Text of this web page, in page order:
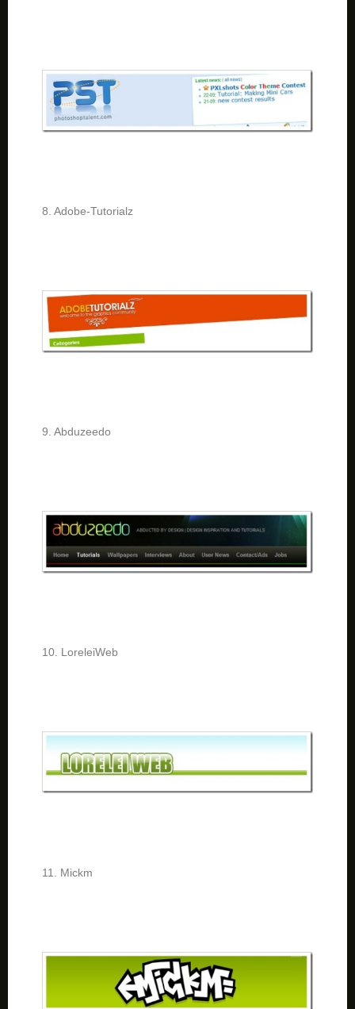
8. Adobe-Tutorialz
9. Abduzeedo
10. LoreleiWeb
11. Mickm